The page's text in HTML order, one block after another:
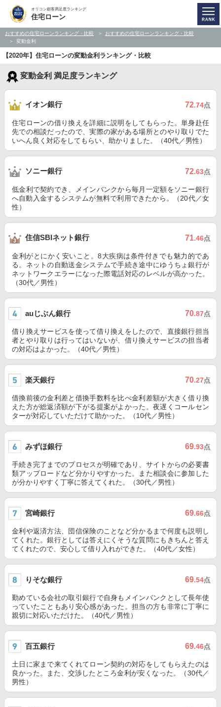
オリコン顧客満足度ランキング
住宅ローン
おすすめの住宅ローンランキング・比較
おすすめの住宅ローンランキング・比較
変動金利
【2020年】住宅ローンの変動金利ランキング・比較
変動金利 満足度ランキング
イオン銀行 72.74点
住宅ローンの借り換えを詳細に説明をしてもらった。単身赴任
先での相談だったので、実際の家がある場所とのやり取りでた
いへん良く対応をしてもらい、助かりました。（40代／男性）
ソニー銀行 72.63点
低金利で契約でき、メインバンクから毎月一定額をソニー銀行
へ自動入金するシステムが無料で利用できたから。（20代／女
性）
住信SBIネット銀行 71.46点
金利がとにかく安いこと。8大疾病は条件付きでも魅力的であ
る。ネットの自動送金システムで手続き途中にゆうちょ銀行が
ネットワークエラーになった際電話対応のレベルが高かった。
（30代／男性）
auじぶん銀行 70.87点
借り換えサービスを使って借り換えをしたので、直接銀行担当
者とやり取りは行ってはいないが、借り換えサービスの担当者
の対応はよかった。（40代／男性）
楽天銀行 70.27点
借換前後の金利差と借換手数料を比べ金利差額が大きく借り換
えた方が総返済額が下がる提案がよかった。夜遅くコールセン
ターが対応していただけて助かった。（10代／男性）
みずほ銀行 69.93点
手続き完了までのプロセスが明確であり、サイトからの必要書
類アップロードなど分かりやすかった。また相談会に参加した
が分かりやすく丁寧に答えてくれた。（30代／男性）
宮崎銀行 69.66点
金利や返済方法、団信保険のことなど分かるまで何度も説明し
てくれた。銀行としては答えにくそうな質問にもきちんと答え
てくれたので、安心して借り入れができた。（40代／女性）
りそな銀行 69.54点
勤めている会社の取引銀行で自身もメインバンクとして長年使
っていたこともあり安心感があった。担当の方も非常に丁寧に
親切に対応いただけた。（40代／男性）
百五銀行 69.46点
土日に家まで来てくれてローン契約の対応をしてもらえたのは
良かった。また、交渉したところ金利が安くなった。（30代／
男性）